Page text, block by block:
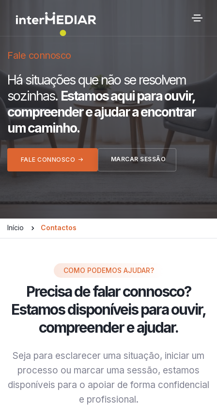
Fale connosco
Há situações que não se resolvem
sozinhas. Estamos aqui para ouvir,
compreender e ajudar a encontrar
um caminho.
FALE CONNOSCO MARCAR SESSÃO
Início Contactos
COMO PODEMOS AJUDAR?
Precisa de falar connosco?
Estamos disponíveis para ouvir,
compreender e ajudar.
Seja para esclarecer uma situação, iniciar um
processo ou marcar uma sessão, estamos
disponíveis para o apoiar de forma confidencial
e profissional.